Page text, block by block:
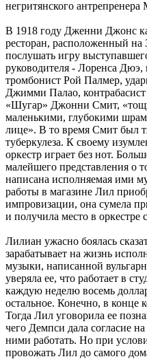
негритянского
В 1918 году Дженни Джонс
ресторан, расположенный на
послушать игру
руководителя - Лоренса Дюэ,
тромбонист Рой Палмер,
Джимми Палао,
«Шугар» Джонни Смит,
маленькими, глубокими
лице». В то время Смит был
туберкулеза. К своему
оркестр играет без нот.
малейшего представления о
написана исполняемая ими
работы в магазине Лил
импровизации, она сумела
и получила место в оркестре
Лилиан ужасно боялась
зарабатывает на жизнь
музыки, написанной
уверяла ее, что работает в
каждую неделю восемь
остальное. Конечно, в конце
Тогда Лил уговорила ее
чего Демпси дала согласие
ними работать. Но при
провожать Лил до самого